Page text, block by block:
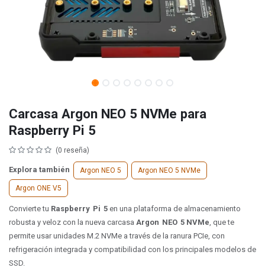
Carcasa Argon NEO 5 NVMe para
Raspberry Pi 5
(0 reseña)
Explora también Argon NEO 5 Argon NEO 5 NVMe
Argon ONE V5
Convierte tu Raspberry Pi 5 en una plataforma de almacenamiento
robusta y veloz con la nueva carcasa Argon NEO 5 NVMe, que te
permite usar unidades M.2 NVMe a través de la ranura PCIe, con
refrigeración integrada y compatibilidad con los principales modelos de
SSD.